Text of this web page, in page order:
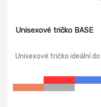
Unisexové tričko BASE
Unisexové tričko ideální